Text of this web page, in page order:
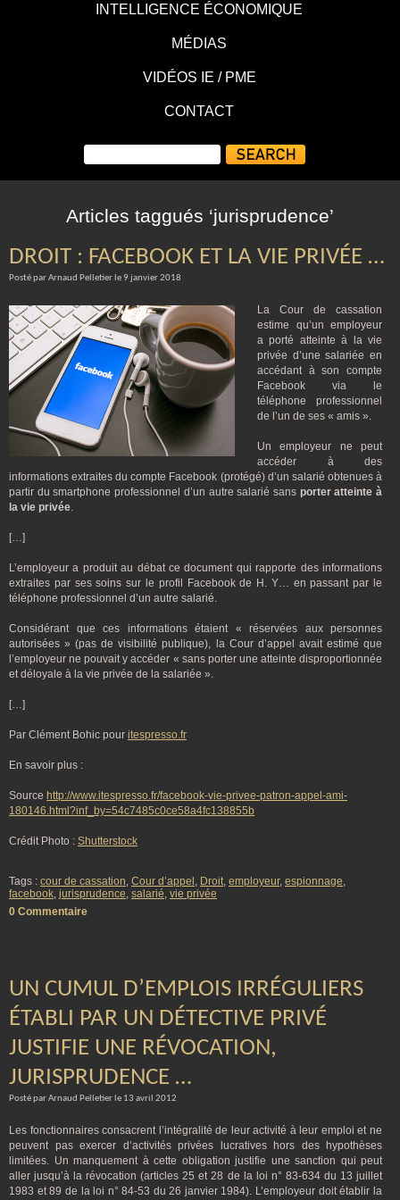
INTELLIGENCE ÉCONOMIQUE
MÉDIAS
VIDÉOS IE / PME
CONTACT
Articles taggués ‘jurisprudence’
DROIT : FACEBOOK ET LA VIE PRIVÉE …
Posté par Arnaud Pelletier le 9 janvier 2018
La Cour de cassation
estime qu’un employeur
a porté atteinte à la vie
privée d’une salariée en
accédant à son compte
Facebook via le
téléphone professionnel
de l’un de ses « amis ».
Un employeur ne peut
accéder à des
informations extraites du compte Facebook (protégé) d’un salarié obtenues à
partir du smartphone professionnel d’un autre salarié sans porter atteinte à
la vie privée.
[…]
L’employeur a produit au débat ce document qui rapporte des informations
extraites par ses soins sur le profil Facebook de H. Y… en passant par le
téléphone professionnel d’un autre salarié.
Considérant que ces informations étaient « réservées aux personnes
autorisées » (pas de visibilité publique), la Cour d’appel avait estimé que
l’employeur ne pouvait y accéder « sans porter une atteinte disproportionnée
et déloyale à la vie privée de la salariée ».
[…]
Par Clément Bohic pour itespresso.fr
En savoir plus :
Source http://www.itespresso.fr/facebook-vie-privee-patron-appel-ami-
180146.html?inf_by=54c7485c0ce58a4fc138855b
Crédit Photo : Shutterstock
Tags : cour de cassation, Cour d’appel , Droit, employeur, espionnage,
facebook, jurisprudence, salarié, vie privée
0 Commentaire
UN CUMUL D’EMPLOIS IRRÉGULIERS
ÉTABLI PAR UN DÉTECTIVE PRIVÉ
JUSTIFIE UNE RÉVOCATION,
JURISPRUDENCE …
Posté par Arnaud Pelletier le 13 avril 2012
Les fonctionnaires consacrent l’intégralité de leur activité à leur emploi et ne
peuvent pas exercer d’activités privées lucratives hors des hypothèses
limitées. Un manquement à cette obligation justifie une sanction qui peut
aller jusqu’à la révocation (articles 25 et 28 de la loi n° 83-634 du 13 juillet
1983 et 89 de la loi n° 84-53 du 26 janvier 1984). L’employeur doit établir la